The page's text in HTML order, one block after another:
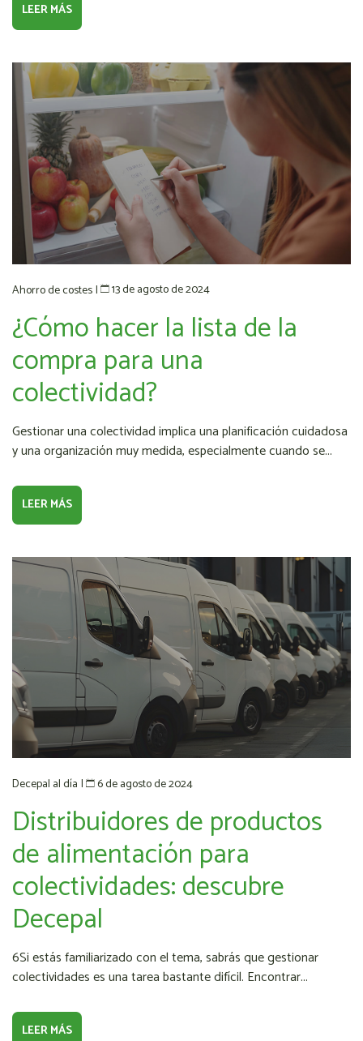
LEER MÁS
Ahorro de costes| 13 de agosto de 2024
¿Cómo hacer la lista de la
compra para una
colectividad?
Gestionar una colectividad implica una planificación cuidadosa
y una organización muy medida, especialmente cuando se...
LEER MÁS
Decepal al día | 6 de agosto de 2024
Distribuidores de productos
de alimentación para
colectividades: descubre
Decepal
6Si estás familiarizado con el tema, sabrás que gestionar
colectividades es una tarea bastante difícil. Encontrar...
LEER MÁS